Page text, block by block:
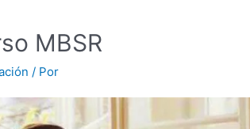
MBSR
/ Por